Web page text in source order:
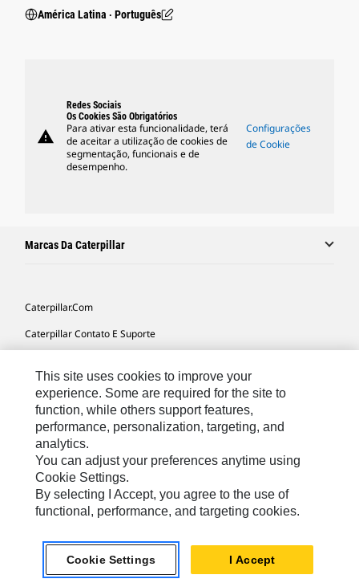
América Latina ‧ Português
warning
Redes Sociais
Os Cookies São Obrigatórios
Para ativar esta funcionalidade, terá
de aceitar a utilização de cookies de
segmentação, funcionais e de
desempenho.
Configurações
de Cookie
Marcas Da Caterpillar
Caterpillar.com
Caterpillar Contato E Suporte
Mapa Do Local
Cookie Settings
Legal
Privacidade
Portuguese
reservados.
This site uses cookies to improve your
experience. Some are required for the site to
function, while others support features,
performance, personalization, targeting, and
analytics.
You can adjust your preferences anytime using
Cookie Settings.
By selecting I Accept, you agree to the use of
functional, performance, and targeting cookies.
Cookie Settings I Accept